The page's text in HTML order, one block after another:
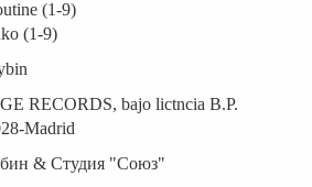
(1-9)
(1-9)
RECORDS, bajo lictncia B.P.
Madrid
& Студия "Союз"